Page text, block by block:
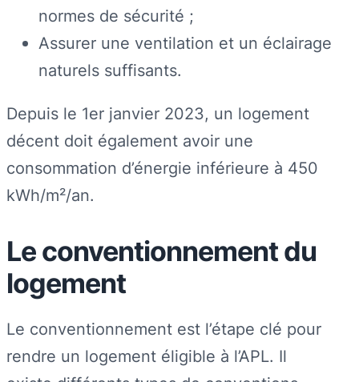
normes de sécurité ;
Assurer une ventilation et un éclairage
naturels suffisants.
Depuis le 1er janvier 2023, un logement
décent doit également avoir une
consommation d’énergie inférieure à 450
kWh/m²/an.
Le conventionnement du
logement
Le conventionnement est l’étape clé pour
rendre un logement éligible à l’APL. Il